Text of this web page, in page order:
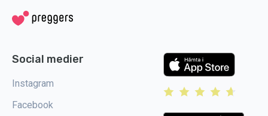
Social medier
Instagram
Facebook